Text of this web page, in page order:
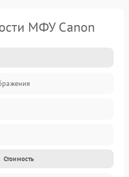
МФУ Canon
Стоимость